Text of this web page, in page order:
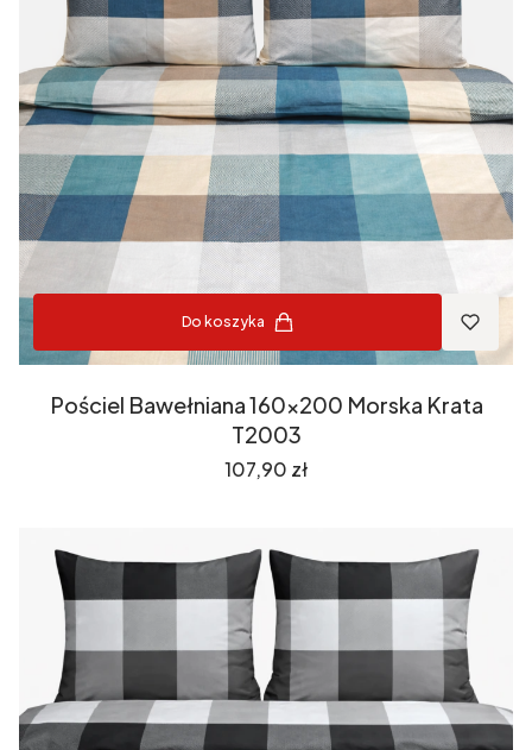
Do koszyka
Pościel Bawełniana 160x200 Morska Krata
T2003
Cena
107,90 zł